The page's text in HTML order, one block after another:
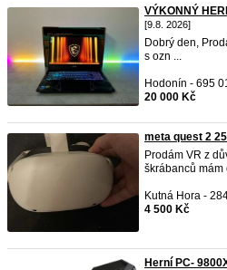
VÝKONNÝ
[9.8. 2026]
Dobrý den,
s ozn ...
Hodonín - 695
20 000 Kč
meta quest 2
Prodám VR z
škrábanců mám
Kutná Hora -
4 500 Kč
Herní PC-